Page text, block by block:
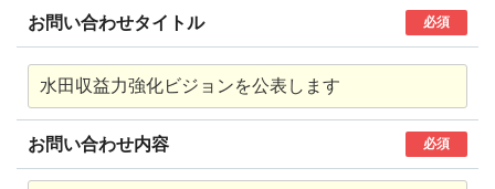
お問い合わせタイトル 必須
お問い合わせ内容 必須